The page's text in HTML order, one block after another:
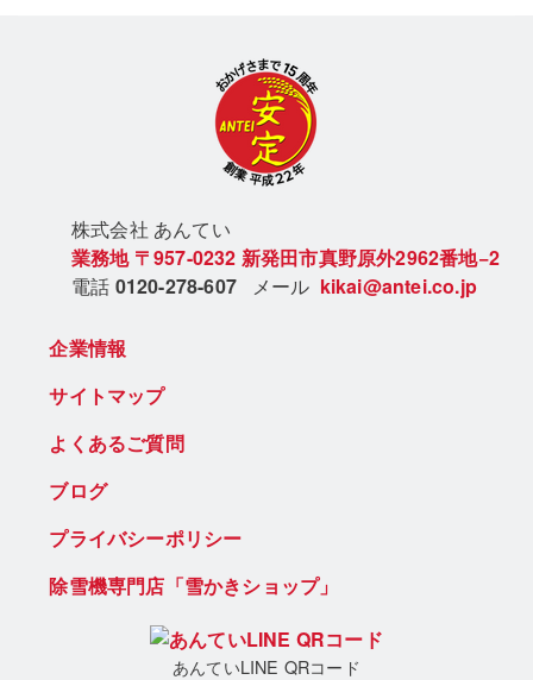
株式会社 あんてい
業務地 〒957-0232 新発田市真野原外2962番地−2
電話 0120-278-607 メール kikai@antei.co.jp
企業情報
サイトマップ
よくあるご質問
ブログ
プライバシーポリシー
除雪機専門店「雪かきショップ」
あんていLINE QRコード